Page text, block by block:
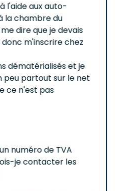
l'aide aux auto-
la chambre du
dire que je devais
m'inscrire chez
dématérialisés et je
peu partout sur le net
ce n'est pas
numéro de TVA
je contacter les